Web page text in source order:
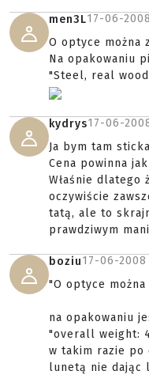
men3L17-06-
O optyce można
Na opakowaniu
"Steel, real
kydrys17-06-
Ja bym tam
Cena powinna
Właśnie dlatego
oczywiście
tatą, ale to
prawdziwym
boziu17-06-2008
"O optyce można
na opakowaniu
"overall weight:
w takim razie po
lunetą nie dając